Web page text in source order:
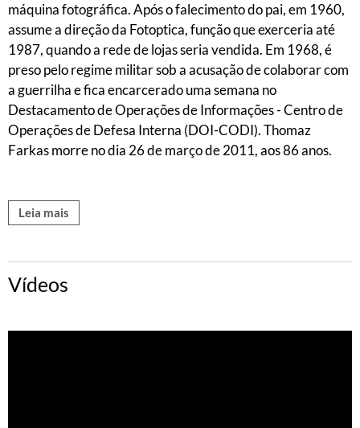
máquina fotográfica. Após o falecimento do pai, em 1960,
assume a direção da Fotoptica, função que exerceria até
1987, quando a rede de lojas seria vendida. Em 1968, é
preso pelo regime militar sob a acusação de colaborar com
a guerrilha e fica encarcerado uma semana no
Destacamento de Operações de Informações - Centro de
Operações de Defesa Interna (DOI-CODI). Thomaz
Farkas morre no dia 26 de março de 2011, aos 86 anos.
Leia mais
Vídeos